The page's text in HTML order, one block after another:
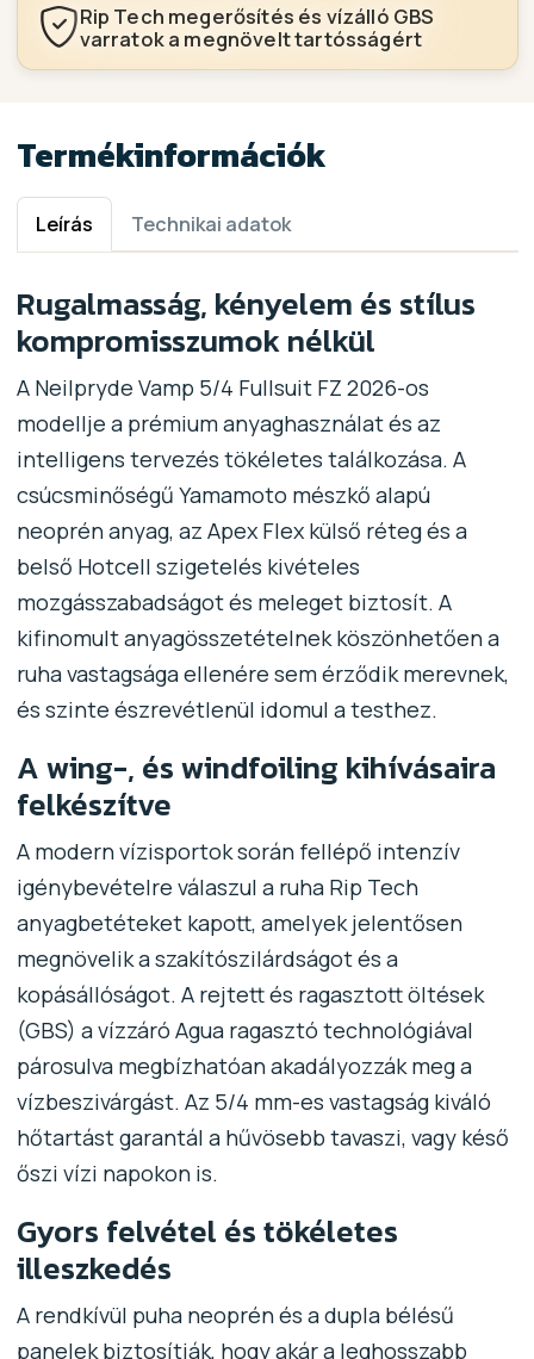
Rip Tech megerősítés és vízálló GBS
varratok a megnövelt tartósságért
Termékinformációk
Leírás Technikai adatok
Rugalmasság, kényelem és stílus
kompromisszumok nélkül
A Neilpryde Vamp 5/4 Fullsuit FZ 2026-os
modellje a prémium anyaghasználat és az
intelligens tervezés tökéletes találkozása. A
csúcsminőségű Yamamoto mészkő alapú
neoprén anyag, az Apex Flex külső réteg és a
belső Hotcell szigetelés kivételes
mozgásszabadságot és meleget biztosít. A
kifinomult anyagösszetételnek köszönhetően a
ruha vastagsága ellenére sem érződik merevnek,
és szinte észrevétlenül idomul a testhez.
A wing-, és windfoiling kihívásaira
felkészítve
A modern vízisportok során fellépő intenzív
igénybevételre válaszul a ruha Rip Tech
anyagbetéteket kapott, amelyek jelentősen
megnövelik a szakítószilárdságot és a
kopásállóságot. A rejtett és ragasztott öltések
(GBS) a vízzáró Agua ragasztó technológiával
párosulva megbízhatóan akadályozzák meg a
vízbeszivárgást. Az 5/4 mm-es vastagság kiváló
hőtartást garantál a hűvösebb tavaszi, vagy késő
őszi vízi napokon is.
Gyors felvétel és tökéletes
illeszkedés
A rendkívül puha neoprén és a dupla bélésű
panelek biztosítják, hogy akár a leghosszabb